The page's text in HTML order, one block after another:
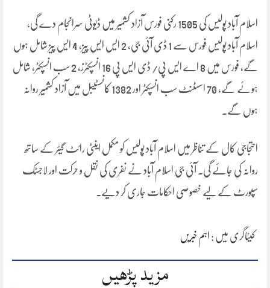
اسلام آباد پولیس کی 1505 رکنی فورس آزاد کشمیر میں ڈیوٹی سرانجام دے گی،
اسلام آباد پولیس فورس سے 1 ڈی آئی جی، 2 ایس ایس پیز، 4 ایس پیز شامل ہوں
گے، فورس میں 8 اے ایس پی/ ڈی ایس پی 16 انسپکٹرز، 2 سب انسپکٹر، شامل
ہوئے گے، 70 اسسٹنٹ سب انسپکٹر اور 1382 کانسٹیبل میں آزاد کشمیر روانہ
ہوں گے۔
احتجاجی کال کے تناظر میں اسلام آباد پولیس کو مکمل اینٹی رائٹ گیئر کے ساتھ
روانہ کی جائے گی۔ آئی جی اسلام آباد نے نفری کی نقل و حرکت اور لاجسٹک
سپورٹ کے لیے خصوصی احکامات جاری کر دیے۔
کیٹاگری میں : اہم خبریں
مزید پڑھیں